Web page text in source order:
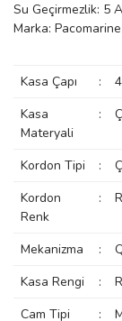
Su Geçirmezlik: 5
Marka: Pacomarine
Kasa Çapı :
Kasa
Materyali
:
Kordon Tipi :
Kordon
Renk
:
Mekanizma :
Kasa Rengi
:
Cam Tipi
: